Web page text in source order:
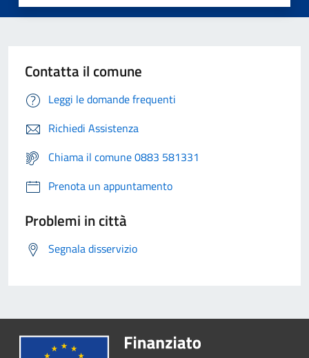
Contatta il comune
Leggi le domande frequenti
Richiedi Assistenza
Chiama il comune 0883 581331
Prenota un appuntamento
Problemi in città
Segnala disservizio